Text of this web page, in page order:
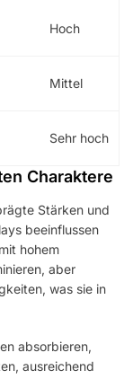
Hoch
Mittel
Sehr hoch
Charaktere
Stärken und
beeinflussen
hohem
aber
was sie in
absorbieren,
ausreichend